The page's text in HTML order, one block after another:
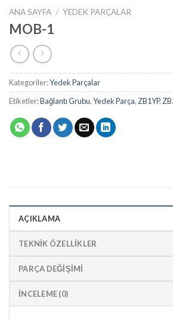
ANA SAYFA / YEDEK PARÇALAR
MOB-1
Kategoriler:Yedek Parçalar
Etiketler:Bağlantı Grubu,Yedek Parça,ZB1YP,
AÇIKLAMA
TEKNİK ÖZELLİKLER
PARÇA DEĞIŞIMI
İNCELEME (0)